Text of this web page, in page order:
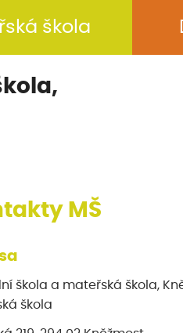
škola
MŠ
škola a mateřská škola,
škola